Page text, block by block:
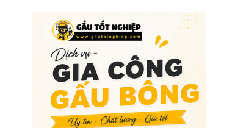
Lượng
Cao
Yêu
Cầu
Đặt
May
Nghiệp
Trực
Tiếp
Tại